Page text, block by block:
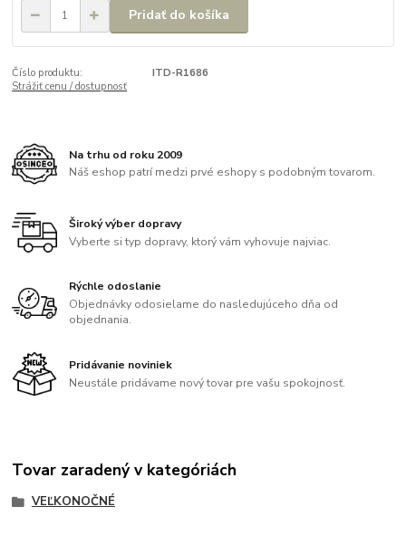
Pridať do košíka
Číslo produktu:
ITD-R1686
Strážiť cenu / dostupnosť
Na trhu od roku 2009
Náš eshop patrí medzi prvé eshopy s podobným tovarom.
Široký výber dopravy
Vyberte si typ dopravy, ktorý vám vyhovuje najviac.
Rýchle odoslanie
Objednávky odosielame do nasledujúceho dňa od
objednania.
Pridávanie noviniek
Neustále pridávame nový tovar pre vašu spokojnosť.
Tovar zaradený v kategóriách
VEĽKONOČNÉ